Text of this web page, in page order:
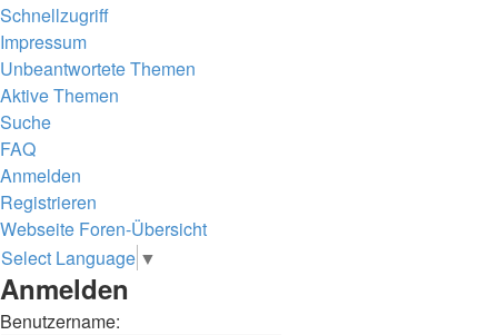
Schnellzugriff
Impressum
Unbeantwortete Themen
Aktive Themen
Suche
FAQ
Anmelden
Registrieren
Webseite Foren-Übersicht
Suche
Select Language ▼
Anmelden
Benutzername: